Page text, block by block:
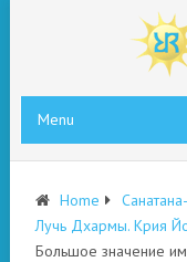
Menu
Home
Лучь Дхармы. Крия
Большое значение